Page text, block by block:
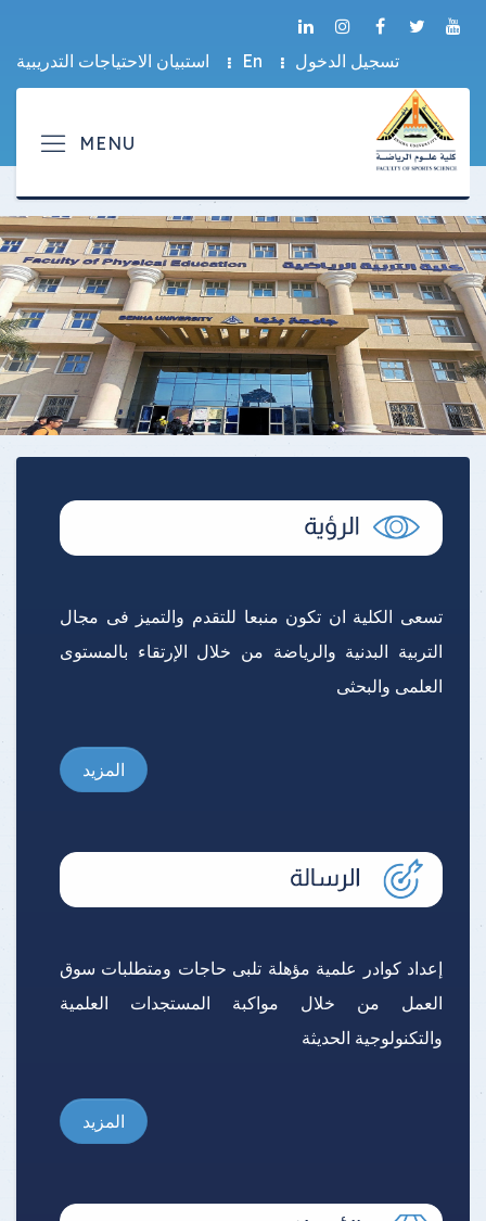
تسجيل الدخول En استبيان الاحتياجات التدريبية
تسعى الكلية ان تكون منبعا للتقدم والتميز فى مجال
التربية البدنية والرياضة من خلال الإرتقاء بالمستوى
العلمى والبحثى
المزيد
إعداد كوادر علمية مؤهلة تلبى حاجات ومتطلبات سوق
العمل من خلال مواكبة المستجدات العلمية
والتكنولوجية الحديثة
المزيد